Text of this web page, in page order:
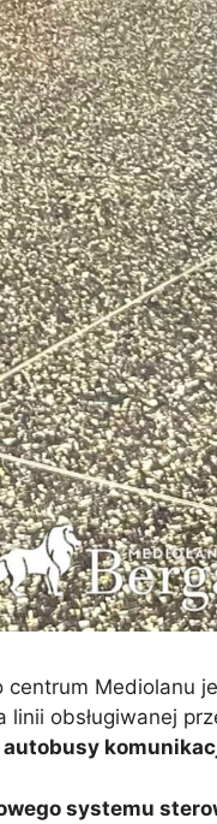
Mediolanu
obsługiwanej
systemu